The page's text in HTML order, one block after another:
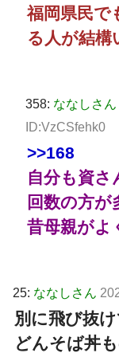
福岡県民で
る人が結構
358: ななしさん
ID:VzCSfehk0
>>168
自分も資さ
回数の方が
昔母親がよ
25: ななしさん
別に飛び抜
どんそば丼